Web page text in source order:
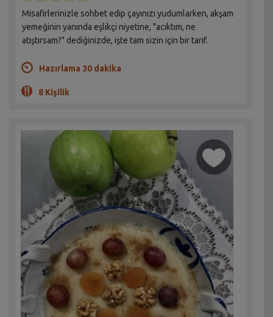
Misafirlerinizle sohbet edip çayınızı yudumlarken, akşam
yemeğinin yanında eşlikçi niyetine, "acıktım, ne
atıştırsam?" dediğinizde, işte tam sizin için bir tarif.
Hazırlama 30 dakika
8 Kişilik